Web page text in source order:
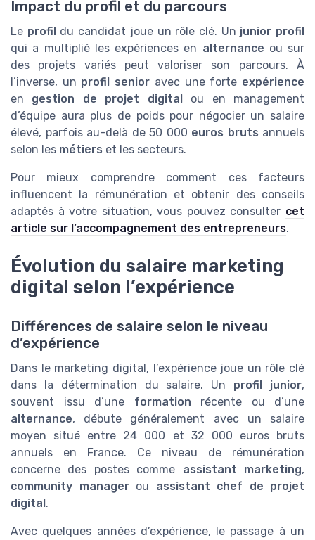
Impact du profil et du parcours
Le profildu candidat joue un rôle clé. Un junior profil
qui a multiplié les expériences en alternance ou sur
des projets variés peut valoriser son parcours. À
l’inverse, un profil senior avec une forte expérience
en gestion de projet digitalou en management
d’équipe aura plus de poids pour négocier un salaire
élevé, parfois au-delà de 50 000 euros bruts annuels
selon les métiers et les secteurs.
Pour mieux comprendre comment ces facteurs
influencent la rémunération et obtenir des conseils
adaptés à votre situation, vous pouvez consulter cet
article sur l’accompagnement des entrepreneurs.
Évolution du salaire marketing
digital selon l’expérience
Différences de salaire selon le niveau
d’expérience
Dans le marketing digital, l’expérience joue un rôle clé
dans la détermination du salaire. Un profil junior,
souvent issu d’une formation récente ou d’une
alternance, débute généralement avec un salaire
moyen situé entre 24 000 et 32 000 euros bruts
annuels en France. Ce niveau de rémunération
concerne des postes comme assistant marketing,
community managerou assistant chef de projet
digital.
Avec quelques années d’expérience, le passage à un